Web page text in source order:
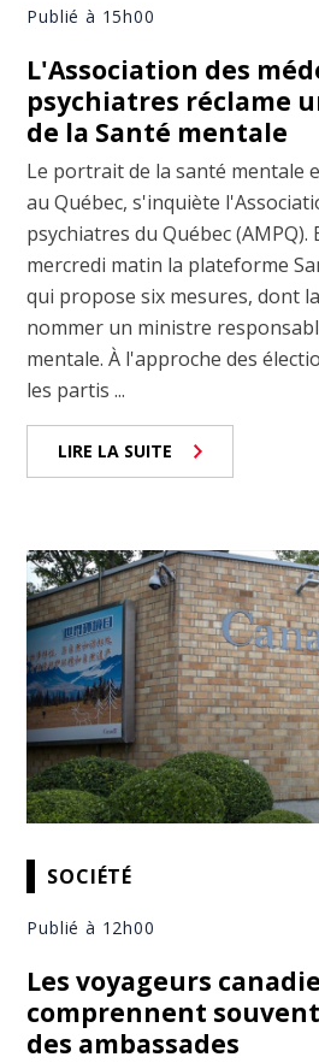
Publié à 15h00
L'Association des
psychiatres réclame
de la Santé mentale
Le portrait de la santé mentale
au Québec, s'inquiète
psychiatres du Québec (AMPQ).
mercredi matin la plateforme
qui propose six mesures, dont
nommer un ministre
mentale. À l'approche des
les partis ...
LIRE LA SUITE
SOCIÉTÉ
Publié à 12h00
Les voyageurs
comprennent
des ambassades